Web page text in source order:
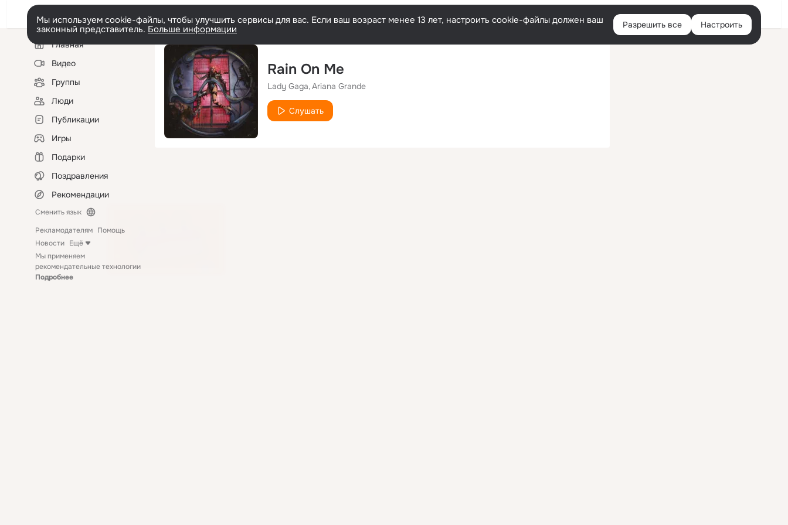
Войти
Мы используем cookie-файлы, чтобы улучшить сервисы для вас. Если ваш возраст менее 13 лет, настроить cookie-файлы должен ваш
законный представитель. Больше информации Разрешить все Настроить
Левая
колонкаГлавная
Видео
Группы
Люди
Публикации
Игры
Подарки
Поздравления
Рекомендации
Сменить язык
Рекламодателям Помощь
Новости Ещё
Мы применяем
рекомендательные технологии
Подробнее
Rain On Me
Lady Gaga Ariana Grande
Слушать